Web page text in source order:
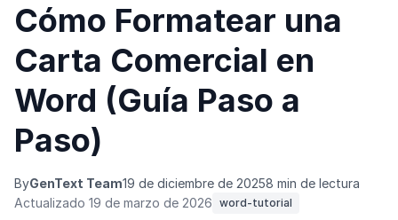
Cómo Formatear una
Carta Comercial en
Word (Guía Paso a
Paso)
ByGenText Team19 de diciembre de 20258 min de lectura
Actualizado 19 de marzo de 2026 word-tutorial